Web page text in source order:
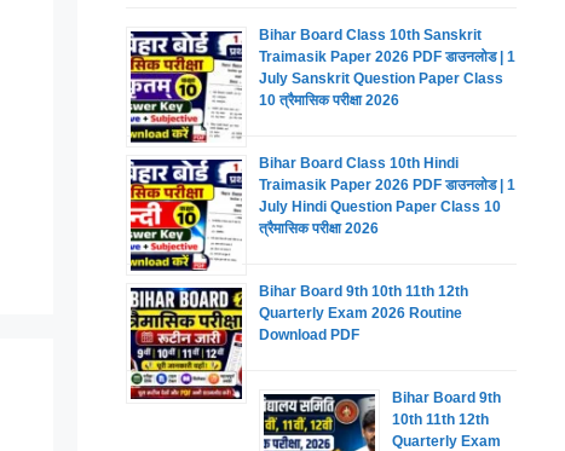
Bihar Board Class 10th Sanskrit
Traimasik Paper 2026 PDF डाउनलोड | 1
July Sanskrit Question Paper Class
10 त्रैमासिक परीक्षा 2026
Bihar Board Class 10th Hindi
Traimasik Paper 2026 PDF डाउनलोड | 1
July Hindi Question Paper Class 10
त्रैमासिक परीक्षा 2026
Bihar Board 9th 10th 11th 12th
Quarterly Exam 2026 Routine
Download PDF
Bihar Board 9th
10th 11th 12th
Quarterly Exam